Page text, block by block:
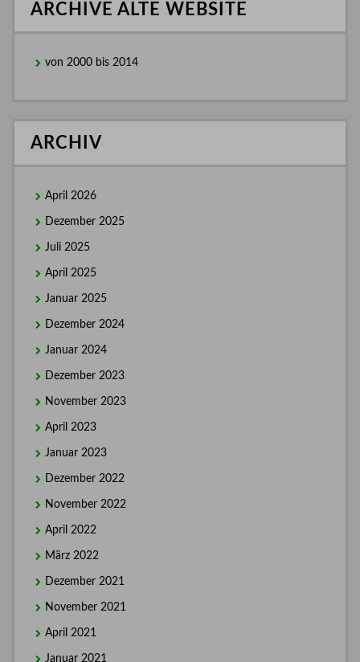
ARCHIVE ALTE WEBSITE
von 2000 bis 2014
ARCHIV
April 2026
Dezember 2025
Juli 2025
April 2025
Januar 2025
Dezember 2024
Januar 2024
Dezember 2023
November 2023
April 2023
Januar 2023
Dezember 2022
November 2022
April 2022
März 2022
Dezember 2021
November 2021
April 2021
Januar 2021